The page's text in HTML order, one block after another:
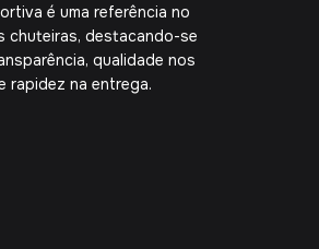
é uma referência no
chuteiras, destacando-se
qualidade nos
rapidez na entrega.